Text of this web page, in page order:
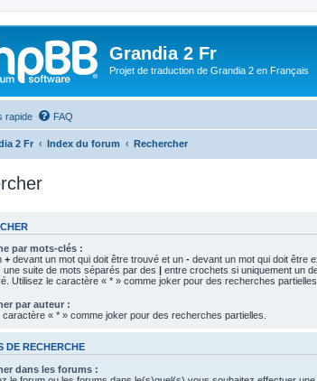
Grandia 2 Fr
Projet de traduction de Grandia 2 en Français
rapide FAQ
2 Fr Index du forum Rechercher
par mots-clés :
+ devant un mot qui doit être trouvé et un - devant un mot qui doit être
une suite de mots séparés par des | entre crochets si uniquement un
Utilisez le caractère « * » comme joker pour des recherches partielles.
par auteur :
caractère « * » comme joker pour des recherches partielles.
DE RECHERCHE
dans les forums :